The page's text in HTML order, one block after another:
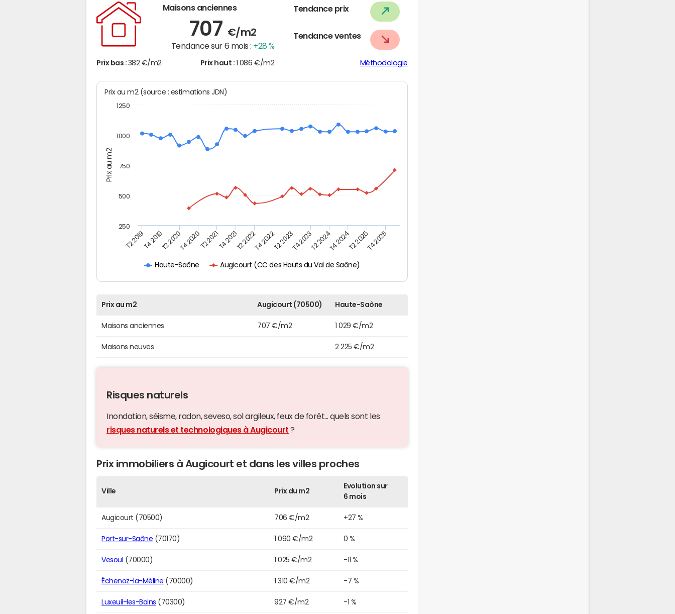
Maisons anciennes
707 €/m2
Tendance sur 6 mois : +28 %
Tendance prix
Tendance ventes
Prix bas : 382 €/m2 Prix haut : 1 086 €/m2 Méthodologie
Prix au m2
Prix au m2 (source : estimations JDN)
Haute-Saône Augicourt (CC des Hauts du Val de Saône)
T2 2019T4 2019T2 2020T4 2020T2 2021T4 2021T2 2022T4 2022T2 2023T4 2023T2 2024T4 2024T2 2025T4 2025
1000
250
500
750
1250
Prix au m2 Augicourt (70500) Haute-Saône
Maisons anciennes 707 €/m2 1 029 €/m2
Maisons neuves 2 225 €/m2
Risques naturels
Inondation, séisme, radon, seveso, sol argileux, feux de forêt... quels sont les
risques naturels et technologiques à Augicourt ?
Prix immobiliers à Augicourt et dans les villes proches
Ville Prix du m2
Evolution sur
6 mois
Augicourt (70500) 706 €/m2 +27 %
Port-sur-Saône (70170) 1 090 €/m2 0 %
Vesoul (70000) 1 025 €/m2 -11 %
Échenoz-la-Méline (70000) 1 310 €/m2 -7 %
Luxeuil-les-Bains (70300) 927 €/m2 -1 %